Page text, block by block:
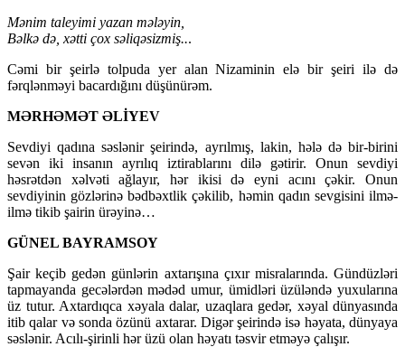
Mənim taleyimi yazan mələyin,
Bəlkə də, xətti çox səliqəsizmiş...
Cəmi bir şeirlə tolpuda yer alan Nizaminin elə bir şeiri ilə də
fərqlənməyi bacardığını düşünürəm.
MƏRHƏMƏT ƏLİYEV
Sevdiyi qadına səslənir şeirində, ayrılmış, lakin, hələ də bir-birini
sevən iki insanın ayrılıq iztirablarını dilə gətirir. Onun sevdiyi
həsrətdən xəlvəti ağlayır, hər ikisi də eyni acını çəkir. Onun
sevdiyinin gözlərinə bədbəxtlik çəkilib, həmin qadın sevgisini ilmə-
ilmə tikib şairin ürəyinə…
GÜNEL BAYRAMSOY
Şair keçib gedən günlərin axtarışına çıxır misralarında. Gündüzləri
tapmayanda gecələrdən mədəd umur, ümidləri üzüləndə yuxularına
üz tutur. Axtardıqca xəyala dalar, uzaqlara gedər, xəyal dünyasında
itib qalar və sonda özünü axtarar. Digər şeirində isə həyata, dünyaya
səslənir. Acılı-şirinli hər üzü olan həyatı təsvir etməyə çalışır.